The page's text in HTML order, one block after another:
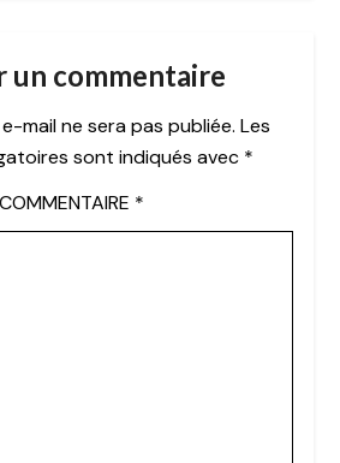
un commentaire
mail ne sera pas publiée. Les
sont indiqués avec *
COMMENTAIRE *